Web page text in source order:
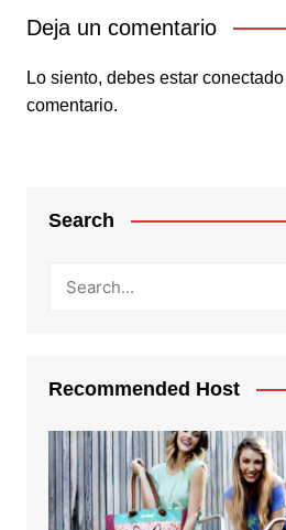
Deja un comentario
Lo siento, debes estar conectado
comentario.
Search
Recommended Host